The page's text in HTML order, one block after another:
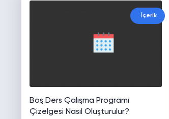
İçerik
Boş Ders Çalışma Programı
Çizelgesi Nasıl Oluşturulur?